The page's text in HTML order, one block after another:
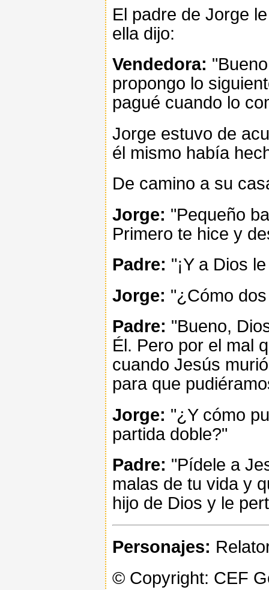
El padre de Jorge
ella dijo:
Vendedora:
propongo lo
pagué cuando lo
Jorge estuvo de
él mismo había
De camino a su
Jorge: "Pequeño
Primero te hice y
Padre: "¡Y a Dios
Jorge: "¿Cómo
Padre: "Bueno,
Él. Pero por el mal
cuando Jesús
para que
Jorge: "¿Y cómo
partida doble?"
Padre: "Pídele a
malas de tu vida y
hijo de Dios y le
Personajes:
© Copyright: CEF